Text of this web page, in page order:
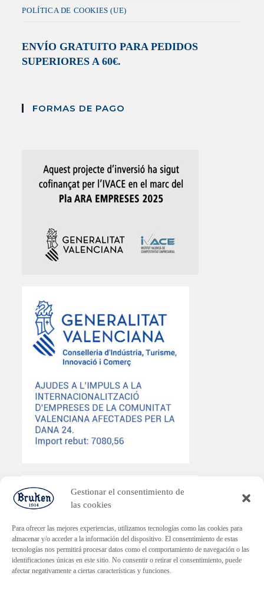
Gestionar el consentimiento de
las cookies
Para ofrecer las mejores experiencias, utilizamos tecnologías como las cookies para
almacenar y/o acceder a la información del dispositivo. El consentimiento de estas
tecnologías nos permitirá procesar datos como el comportamiento de navegación o las
identificaciones únicas en este sitio. No consentir o retirar el consentimiento, puede
afectar negativamente a ciertas características y funciones.
POLÍTICA DE COOKIES (UE)
ENVÍO GRATUITO PARA PEDIDOS
SUPERIORES A 60€.
FORMAS DE PAGO
PLAN ENDAVANT
Subvenció dirigida a la reactivació econòmica en els municipis
afectats per la DANA.
Import rebut: 30.000€